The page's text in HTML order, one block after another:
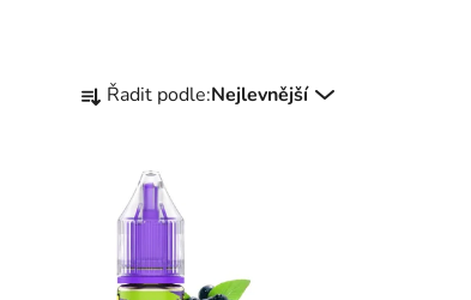
a Řadit podle:Nejlevnější